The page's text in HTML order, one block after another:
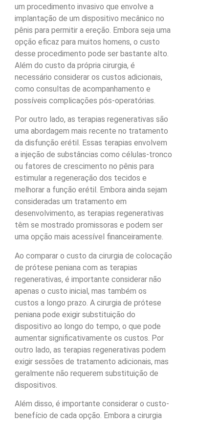
um procedimento invasivo que envolve a
implantação de um dispositivo mecânico no
pênis para permitir a ereção. Embora seja uma
opção eficaz para muitos homens, o custo
desse procedimento pode ser bastante alto.
Além do custo da própria cirurgia, é
necessário considerar os custos adicionais,
como consultas de acompanhamento e
possíveis complicações pós-operatórias.
Por outro lado, as terapias regenerativas são
uma abordagem mais recente no tratamento
da disfunção erétil. Essas terapias envolvem
a injeção de substâncias como células-tronco
ou fatores de crescimento no pênis para
estimular a regeneração dos tecidos e
melhorar a função erétil. Embora ainda sejam
consideradas um tratamento em
desenvolvimento, as terapias regenerativas
têm se mostrado promissoras e podem ser
uma opção mais acessível financeiramente.
Ao comparar o custo da cirurgia de colocação
de prótese peniana com as terapias
regenerativas, é importante considerar não
apenas o custo inicial, mas também os
custos a longo prazo. A cirurgia de prótese
peniana pode exigir substituição do
dispositivo ao longo do tempo, o que pode
aumentar significativamente os custos. Por
outro lado, as terapias regenerativas podem
exigir sessões de tratamento adicionais, mas
geralmente não requerem substituição de
dispositivos.
Além disso, é importante considerar o custo-
benefício de cada opção. Embora a cirurgia